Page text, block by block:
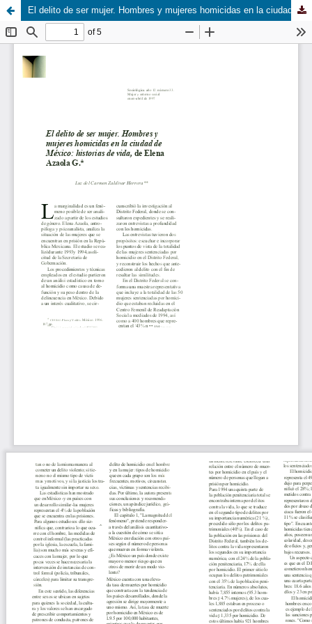
El delito de ser mujer. Hombres y mujeres homicidas en la ciudad de México: historias de vida, de Elena Azaola G.